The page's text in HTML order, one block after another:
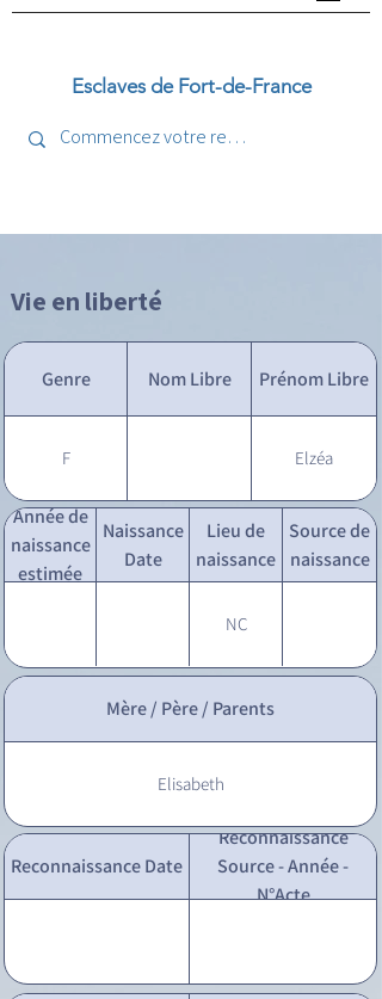
Esclaves de Fort-de-France
Vie en liberté
Genre Nom Libre Prénom Libre
F Elzéa
Année de
naissance
estimée
Naissance
Date
Lieu de
naissance
Source de
naissance
NC
Mère / Père / Parents
Elisabeth
Reconnaissance Date
Reconnaissance
Source - Année -
N°Acte